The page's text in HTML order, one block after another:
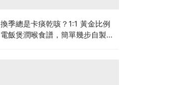
換季總是卡痰乾咳？1:1 黃金比例
電飯煲潤喉食譜，簡單幾步自製天